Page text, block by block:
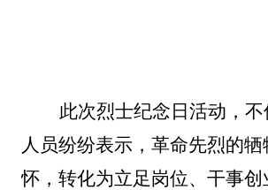
此次烈士纪念日活动，
人员纷纷表示，革命先烈的
怀，转化为立足岗位、干事